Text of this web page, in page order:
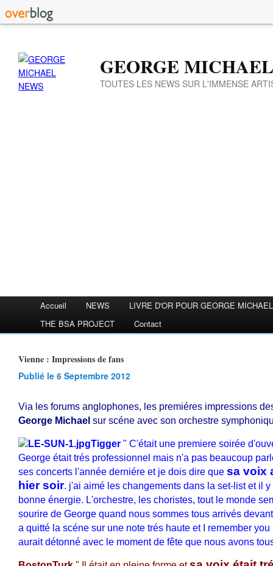
GEORGE
TOUTES LES NEWS SUR L'IMMENSE
Accueil NEWS
LIVRE D'OR POUR GEORGE MICHAEL
THE BSA PROJECT
Contact
Vienne : Impressions de fans
Publié le 6 Septembre 2012
Via les forums anglophones, les premiéres impressions
George Michael sur scéne avec son orchestre
Tigger " C'était une premiere soirée
George était trés professionnel mais n'a pas beaucoup
ses concerts l'année derniére et je dois dire que sa voix
hier soir. j'ai aimé les changements dans la set-list et il
bonne énergie. L'orchestre, les choristes, tout le monde
sourire de George quand nous sommes tous arrivés
a quitté la scéne sur une note trés haute et I remember
aurait détonné avec le moment de fête que nous avons